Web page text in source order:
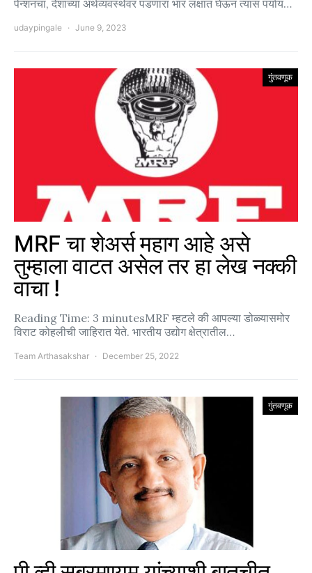
पेन्शनचा, देशाच्या अर्थव्यवस्थेवर पडणारा भार लक्षात घेऊन त्यास पर्याय…
udaypingale June 9, 2023
गुंतवणूक
MRF चा शेअर्स महाग आहे असे
तुम्हाला वाटत असेल तर हा लेख नक्की
वाचा !
Reading Time: 3 minutesMRF म्हटले की आपल्या डोळ्यासमोर
विराट कोहलीची जाहिरात येते. भारतीय उद्योग क्षेत्रातील…
Team Arthasakshar December 25, 2022
गुंतवणूक